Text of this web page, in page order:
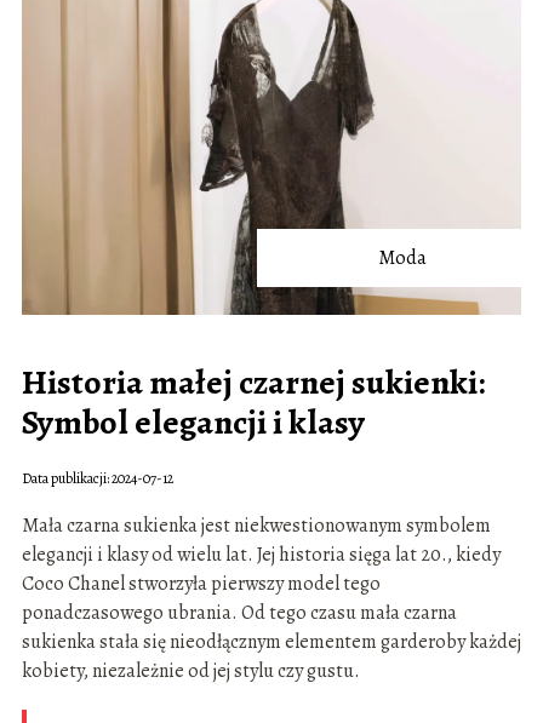
Moda
Historia małej czarnej sukienki:
Symbol elegancji i klasy
Data publikacji: 2024-07-12
Mała czarna sukienka jest niekwestionowanym symbolem
elegancji i klasy od wielu lat. Jej historia sięga lat 20., kiedy
Coco Chanel stworzyła pierwszy model tego
ponadczasowego ubrania. Od tego czasu mała czarna
sukienka stała się nieodłącznym elementem garderoby każdej
kobiety, niezależnie od jej stylu czy gustu.